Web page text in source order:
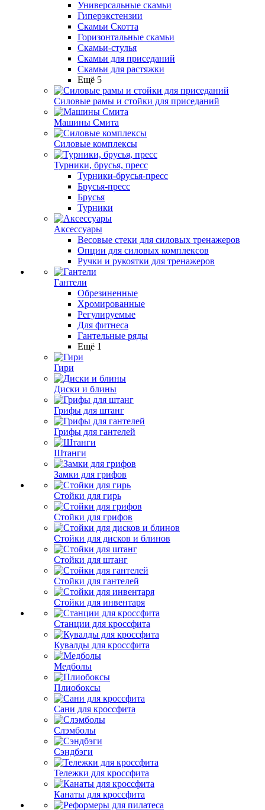
Универсальные скамьи
Гиперэкстензии
Скамьи Скотта
Горизонтальные скамьи
Скамьи-стулья
Скамьи для приседаний
Скамьи для растяжки
Ещё 5
Силовые рамы и стойки для приседаний
Машины Смита
Силовые комплексы
Турники, брусья, пресс
Турники-брусья-пресс
Брусья-пресс
Брусья
Турники
Аксессуары
Весовые стеки для силовых тренажеров
Опции для силовых комплексов
Ручки и рукоятки для тренажеров
Гантели
Обрезиненные
Хромированные
Регулируемые
Для фитнеса
Гантельные ряды
Ещё 1
Гири
Диски и блины
Грифы для штанг
Грифы для гантелей
Штанги
Замки для грифов
Стойки для гирь
Стойки для грифов
Стойки для дисков и блинов
Стойки для штанг
Стойки для гантелей
Стойки для инвентаря
Станции для кроссфита
Кувалды для кроссфита
Медболы
Плиобоксы
Сани для кроссфита
Слэмболы
Сэндбэги
Тележки для кроссфита
Канаты для кроссфита